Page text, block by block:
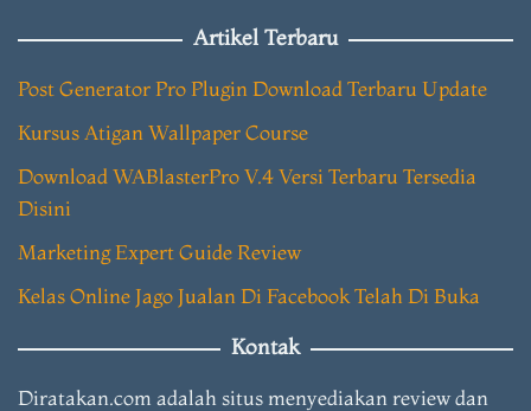
Artikel Terbaru
Post Generator Pro Plugin Download Terbaru Update
Kursus Atigan Wallpaper Course
Download WABlasterPro V.4 Versi Terbaru Tersedia
Disini
Marketing Expert Guide Review
Kelas Online Jago Jualan Di Facebook Telah Di Buka
Kontak
Diratakan.com adalah situs menyediakan review dan